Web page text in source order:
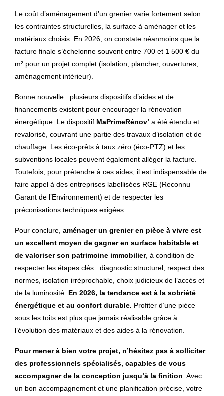
Le coût d’aménagement d’un grenier varie fortement selon
les contraintes structurelles, la surface à aménager et les
matériaux choisis. En 2026, on constate néanmoins que la
facture finale s’échelonne souvent entre 700 et 1 500 € du
m² pour un projet complet (isolation, plancher, ouvertures,
aménagement intérieur).
Bonne nouvelle : plusieurs dispositifs d’aides et de
financements existent pour encourager la rénovation
énergétique. Le dispositif MaPrimeRénov’ a été étendu et
revalorisé, couvrant une partie des travaux d’isolation et de
chauffage. Les éco-prêts à taux zéro (éco-PTZ) et les
subventions locales peuvent également alléger la facture.
Toutefois, pour prétendre à ces aides, il est indispensable de
faire appel à des entreprises labellisées RGE (Reconnu
Garant de l’Environnement) et de respecter les
préconisations techniques exigées.
Pour conclure, aménager un grenier en pièce à vivre est
un excellent moyen de gagner en surface habitable et
de valoriser son patrimoine immobilier, à condition de
respecter les étapes clés : diagnostic structurel, respect des
normes, isolation irréprochable, choix judicieux de l’accès et
de la luminosité. En 2026, la tendance est à la sobriété
énergétique et au confort durable. Profiter d’une pièce
sous les toits est plus que jamais réalisable grâce à
l’évolution des matériaux et des aides à la rénovation.
Pour mener à bien votre projet, n’hésitez pas à solliciter
des professionnels spécialisés, capables de vous
accompagner de la conception jusqu’à la finition . Avec
un bon accompagnement et une planification précise, votre